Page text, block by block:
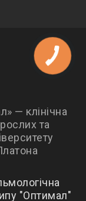
— клінічна
та
"Оптимал"